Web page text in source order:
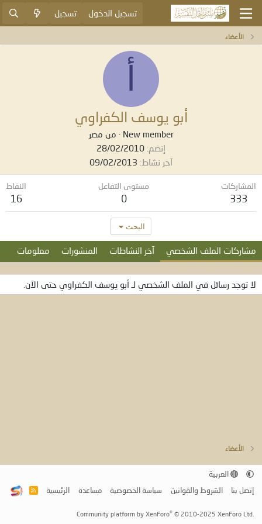
تسجيل الدخول تسجيل
الأعضاء
أبو يوسف الكفراوي
New member
· من مصر
إنضم 28/02/2010
آخر نشاط 09/02/2013
المشاركات
333
مستوى التفاعل
0
النقاط
16
البحث
مشاركات الملف الشخصي آخر النشاطات المنشورات معلومات
لا توجد رسائل في الملف الشخصي لـ أبو يوسف الكفراوي حتى الآن.
الأعضاء
العربية
إتصل بنا
الشروط والقوانين سياسة الخصوصية مساعدة الرئيسية
R
Community platform by XenForo® © 2010-2025 XenForo Ltd.